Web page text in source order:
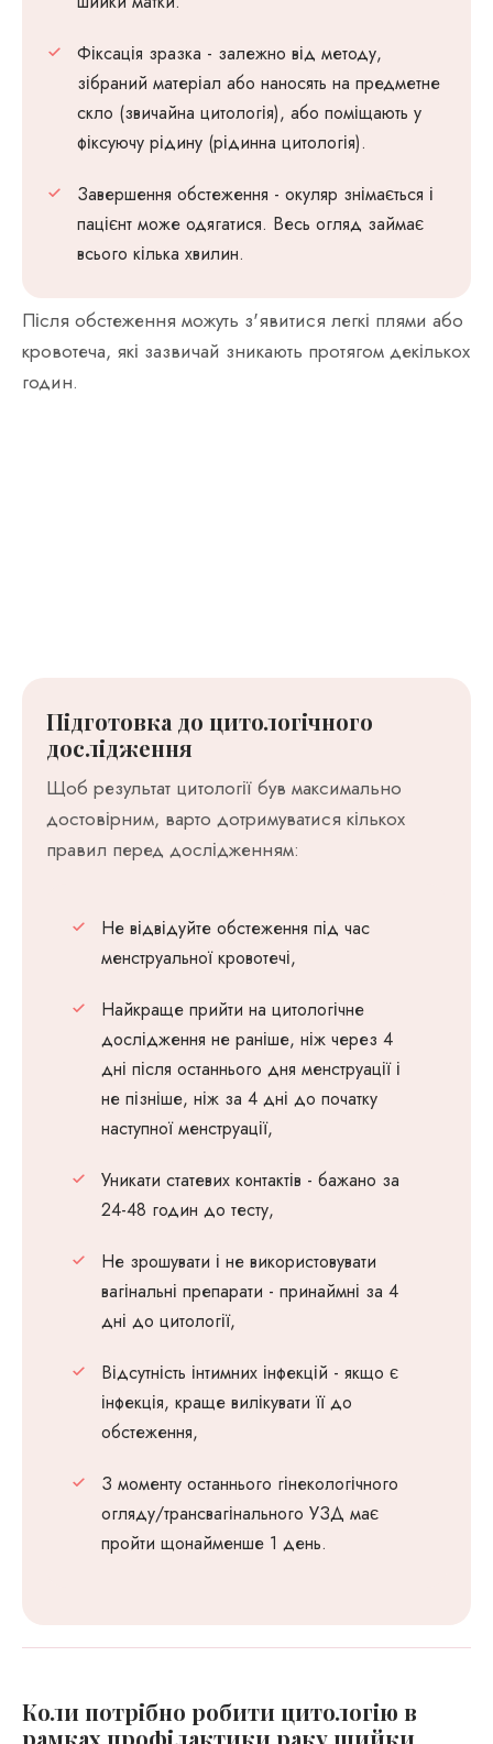
Фіксація зразка - залежно від методу,
зібраний матеріал або наносять на предметне
скло (звичайна цитологія), або поміщають у
фіксуючу рідину (рідинна цитологія).
Завершення обстеження - окуляр знімається і
пацієнт може одягатися. Весь огляд займає
всього кілька хвилин.
Після обстеження можуть з'явитися легкі плями або
кровотеча, які зазвичай зникають протягом декількох
годин.
Підготовка до цитологічного
дослідження
Щоб результат цитології був максимально
достовірним, варто дотримуватися кількох
правил перед дослідженням:
Не відвідуйте обстеження під час
менструальної кровотечі,
Найкраще прийти на цитологічне
дослідження не раніше, ніж через 4
дні після останнього дня менструації і
не пізніше, ніж за 4 дні до початку
наступної менструації,
Уникати статевих контактів - бажано за
24-48 годин до тесту,
Не зрошувати і не використовувати
вагінальні препарати - принаймні за 4
дні до цитології,
Відсутність інтимних інфекцій - якщо є
інфекція, краще вилікувати її до
обстеження,
З моменту останнього гінекологічного
огляду/трансвагінального УЗД має
пройти щонайменше 1 день.
Коли потрібно робити цитологію в
рамках профілактики раку шийки